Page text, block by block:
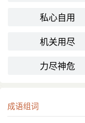
私心自用
机关用尽
力尽神危
成语组词